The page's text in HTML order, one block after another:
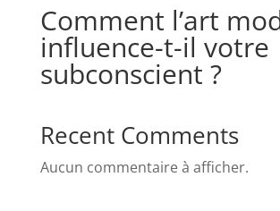
Comment l’art
influence-t-il votre
subconscient ?
Recent Comments
Aucun commentaire à afficher.